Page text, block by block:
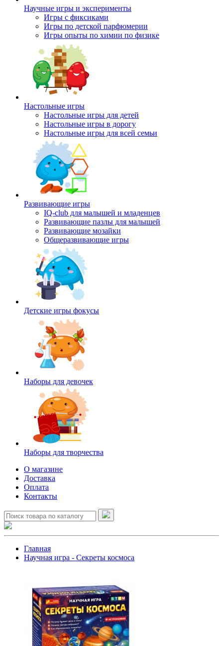
Научные игры и эксперименты
Игры с фиксиками
Игры по детской парфюмерии
Игры опыты по химии по физике
Настольные игры
Настольные игры для детей
Настольные игры в дорогу
Настольные игры для всей семьи
Развивающие игры
IQ-club для малышей и младенцев
Развивающие пазлы для малышей
Развивающие мозайки
Общеразвивающие игры
Детские игры фокусы
Наборы для девочек
Наборы для творчества
О магазине
Доставка
Оплата
Контакты
Главная
Научная игра - Секреты космоса